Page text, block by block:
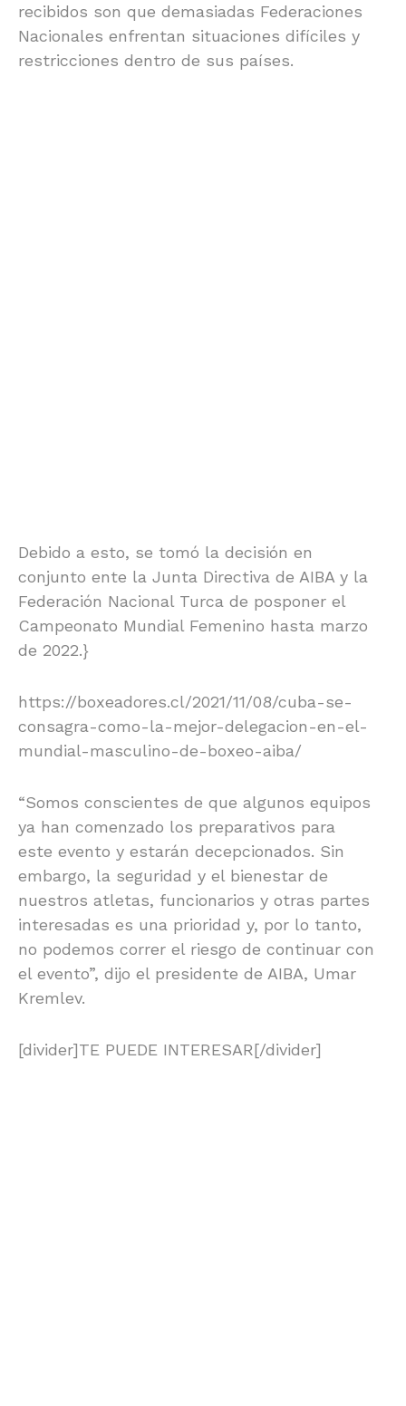
recibidos son que demasiadas Federaciones
Nacionales enfrentan situaciones difíciles y
restricciones dentro de sus países.
Debido a esto, se tomó la decisión en
conjunto ente la Junta Directiva de AIBA y la
Federación Nacional Turca de posponer el
Campeonato Mundial Femenino hasta marzo
de 2022.}
https://boxeadores.cl/2021/11/08/cuba-se-
consagra-como-la-mejor-delegacion-en-el-
mundial-masculino-de-boxeo-aiba/
“Somos conscientes de que algunos equipos
ya han comenzado los preparativos para
este evento y estarán decepcionados. Sin
embargo, la seguridad y el bienestar de
nuestros atletas, funcionarios y otras partes
interesadas es una prioridad y, por lo tanto,
no podemos correr el riesgo de continuar con
el evento”, dijo el presidente de AIBA, Umar
Kremlev.
[divider]TE PUEDE INTERESAR[/divider]